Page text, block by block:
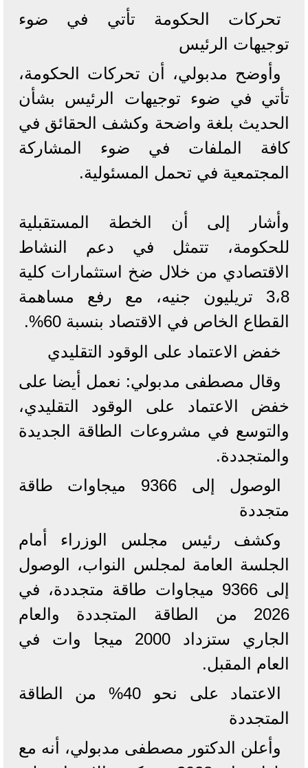
تحركات الحكومة تأتي في ضوء
توجيهات الرئيس
وأوضح مدبولي، أن تحركات الحكومة،
تأتي في ضوء توجيهات الرئيس بشأن
الحديث بلغة واضحة وكشف الحقائق في
كافة الملفات في ضوء المشاركة
المجتمعية في تحمل المسئولية.
وأشار إلى أن الخطة المستقبلية
للحكومة، تتمثل في دعم النشاط
الاقتصادي من خلال ضخ استثمارات كلية
3،8 تريليون جنيه، مع رفع مساهمة
القطاع الخاص في الاقتصاد بنسبة 60%.
خفض الاعتماد على الوقود التقليدي
وقال مصطفى مدبولي: نعمل أيضا على
خفض الاعتماد على الوقود التقليدي،
والتوسع في مشروعات الطاقة الجديدة
والمتجددة.
الوصول إلى 9366 ميجاوات طاقة
متجددة
وكشف رئيس مجلس الوزراء أمام
الجلسة العامة لمجلس النواب، الوصول
إلى 9366 ميجاوات طاقة متجددة، في
2026 من الطاقة المتجددة والعام
الجاري ستزداد 2000 ميجا وات في
العام المقبل.
الاعتماد على نحو 40% من الطاقة
المتجددة
وأعلن الدكتور مصطفى مدبولي، أنه مع